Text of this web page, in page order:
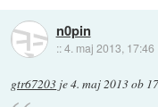
n0pin
::4. maj 2013, 17:46
gtr67203 je4. maj 2013 ob